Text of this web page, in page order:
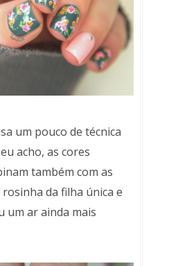
um pouco de técnica
acho, as cores
também com as
rosinha da filha única e
um ar ainda mais